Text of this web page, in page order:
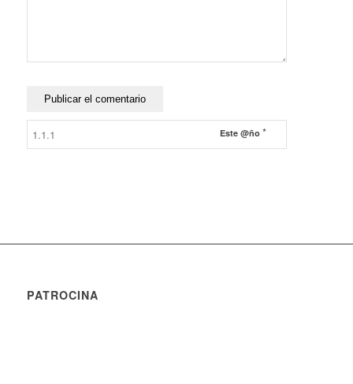
Este @ño *
PATROCINA